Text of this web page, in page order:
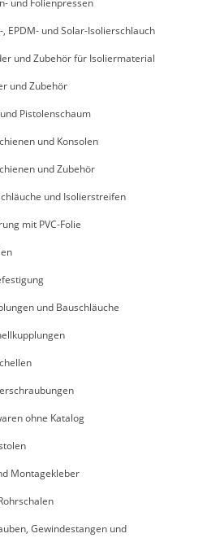
und Folienpressen
, EPDM- und Solar-Isolierschlauch
und Zubehör für Isoliermaterial
und Zubehör
Pistolenschaum
und Konsolen
und Zubehör
und Isolierstreifen
mit PVC-Folie
und Bauschläuche
ohne Katalog
Montagekleber
Gewindestangen und